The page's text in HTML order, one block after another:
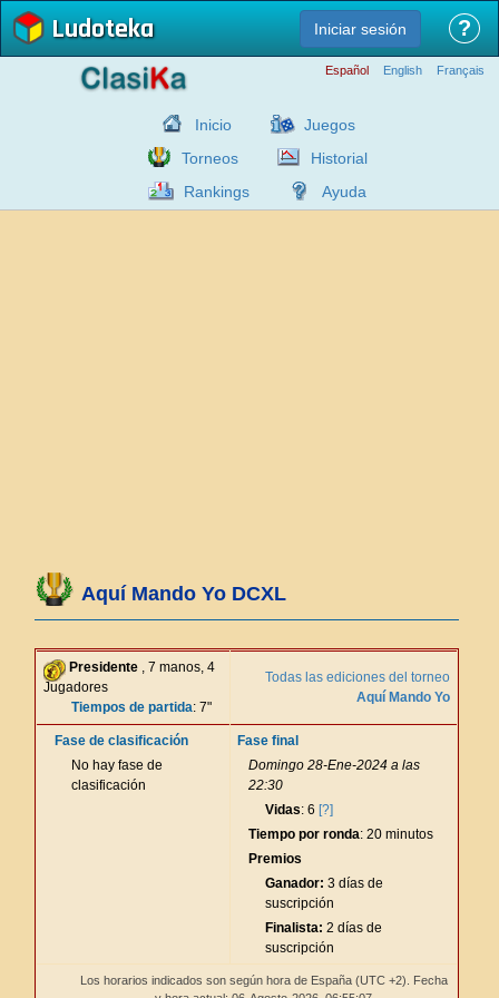
Ludoteka Iniciar sesión ?
Español English Français
Inicio
Juegos
Torneos
Historial
Rankings
Ayuda
Aquí Mando Yo DCXL
Presidente , 7 manos, 4
Jugadores
Tiempos de partida: 7"
Todas las ediciones del torneo
Aquí Mando Yo
Fase de clasificación
No hay fase de
clasificación
Fase final
Domingo 28-Ene-2024 a las
22:30
Vidas: 6 [?]
Tiempo por ronda: 20 minutos
Premios
Ganador: 3 días de
suscripción
Finalista: 2 días de
suscripción
Los horarios indicados son según hora de España (UTC +2). Fecha